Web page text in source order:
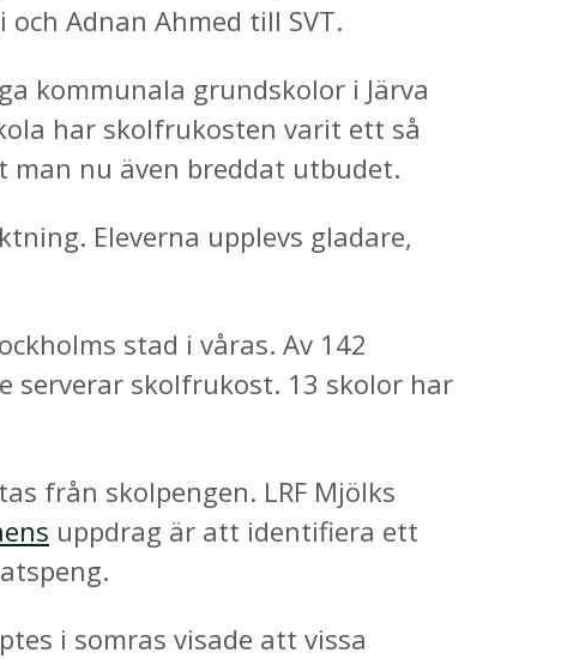
Adnan Ahmed till SVT.
kommunala grundskolor i Järva
har skolfrukosten varit ett så
man nu även breddat utbudet.
Eleverna upplevs gladare,
stad i våras. Av 142
serverar skolfrukost. 13 skolor har
från skolpengen. LRF Mjölks
uppdrag är att identifiera ett
i somras visade att vissa